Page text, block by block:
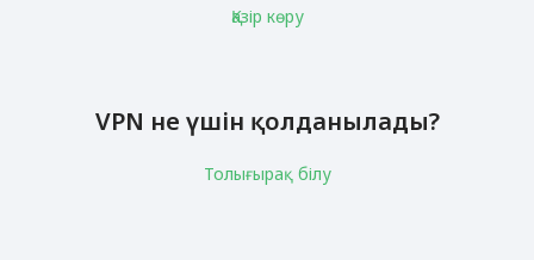
Қазір көру
VPN не үшін қолданылады?
Толығырақ білу